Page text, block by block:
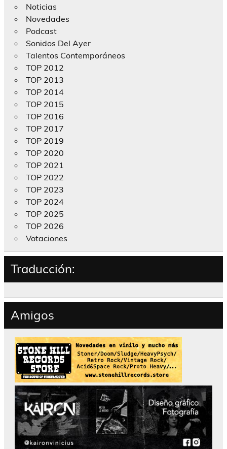
Noticias
Novedades
Podcast
Sonidos Del Ayer
Talentos Contemporáneos
TOP 2012
TOP 2013
TOP 2014
TOP 2015
TOP 2016
TOP 2017
TOP 2019
TOP 2020
TOP 2021
TOP 2022
TOP 2023
TOP 2024
TOP 2025
TOP 2026
Votaciones
Traducción:
Amigos